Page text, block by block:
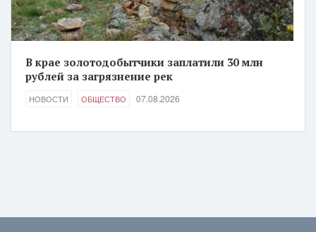
В крае золотодобытчики заплатили 30 млн
рублей за загрязнение рек
НОВОСТИ ОБЩЕСТВО 07.08.2026